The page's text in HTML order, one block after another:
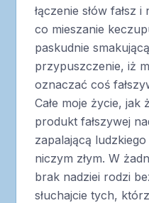
łączenie słów fałsz
co mieszanie
paskudnie
przypuszczenie, iż
oznaczać coś
Całe moje życie,
produkt fałszywej
zapalającą
niczym złym. W
brak nadziei rodzi
słuchajcie tych,